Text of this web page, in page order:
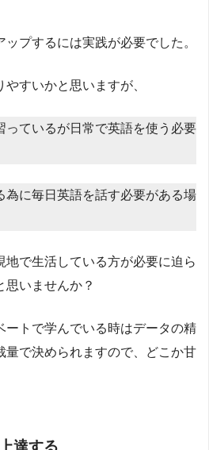
プするには実践が必要でした。
すいかと思いますが、
っているが日常で英語を使う必要
為に毎日英語を話す必要がある場
地で生活している方が必要に迫ら
思いませんか？
ートで学んでいる時はデータの精
量で決められますので、どこか甘
達する